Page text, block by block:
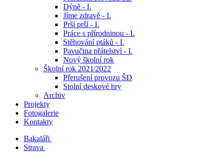
Dýně - I.
Jíme zdravě - I.
Prší prší - I.
Práce s přírodninou - I.
Stěhování ptáků - I.
Pavučina přátelství - I.
Nový školní rok
Školní rok 2021⁄2022
Přerušení provozu ŠD
Stolní deskové hry
Archiv
Projekty
Fotogalerie
Kontakty
Bakaláři
Strava